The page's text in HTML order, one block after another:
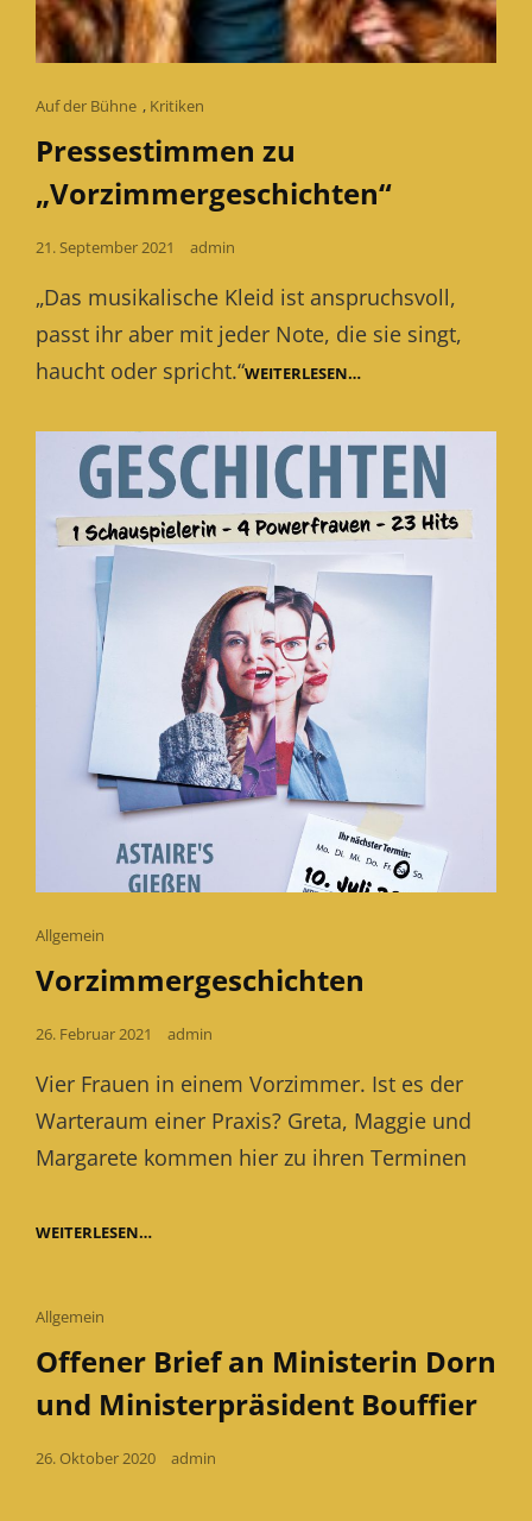
Cat
Auf der Bühne , Kritiken
Pressestimmen zu
„Vorzimmergeschichten“
Posted
21. September 2021 admin
„Das musikalische Kleid ist anspruchsvoll,
passt ihr aber mit jeder Note, die sie singt,
haucht oder spricht.“WEITERLESEN…PRESSESTIMMEN
Cat
Allgemein
Vorzimmergeschichten
Posted
26. Februar 2021 admin
Vier Frauen in einem Vorzimmer. Ist es der
Warteraum einer Praxis? Greta, Maggie und
Margarete kommen hier zu ihren Terminen
WEITERLESEN…VORZIMMERGESCHICHTEN
Cat
Links
Allgemein
Offener Brief an Ministerin Dorn
und Ministerpräsident Bouffier
Posted
26. Oktober 2020 admin